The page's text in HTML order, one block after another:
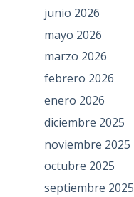
junio 2026
mayo 2026
marzo 2026
febrero 2026
enero 2026
diciembre 2025
noviembre 2025
octubre 2025
septiembre 2025